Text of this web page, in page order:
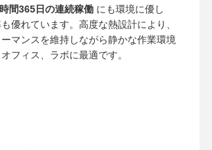
間365日の連続稼働にも環境に優し
優れています。高度な熱設計により、
マンスを維持しながら静かな作業環境
フィス、ラボに最適です。